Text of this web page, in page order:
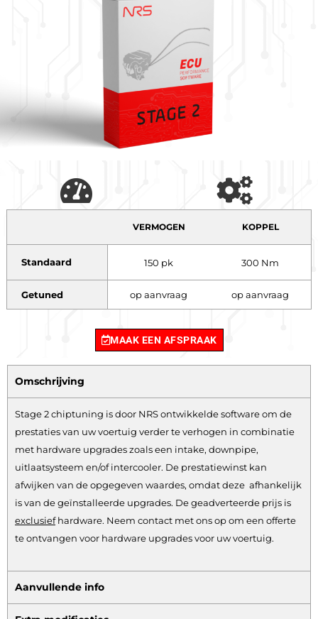
VERMOGEN KOPPEL
Standaard 150 pk 300 Nm
Getuned op aanvraag op aanvraag
MAAK EEN AFSPRAAK
Omschrijving
Stage 2 chiptuning is door NRS ontwikkelde software om de
prestaties van uw voertuig verder te verhogen in combinatie
met hardware upgrades zoals een intake, downpipe,
uitlaatsysteem en/of intercooler. De prestatiewinst kan
afwijken van de opgegeven waardes, omdat deze afhankelijk
is van de geïnstalleerde upgrades. De geadverteerde prijs is
exclusiefhardware. Neem contact met ons op om een offerte
te ontvangen voor hardware upgrades voor uw voertuig.
Aanvullende info